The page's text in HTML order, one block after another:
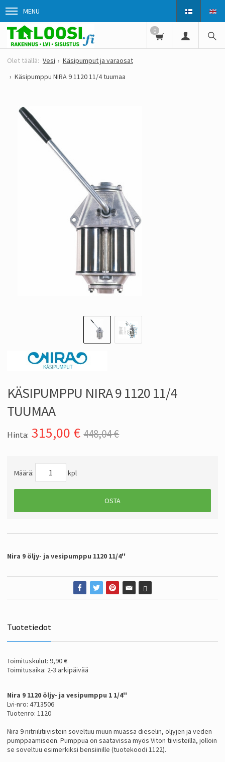
MENU
0
Vesi
Käsipumput ja varaosat
Käsipumppu NIRA 9 1120 11/4 tuumaa
KÄSIPUMPPU NIRA 9 1120 11/4
TUUMAA
Hinta: 315,00 € 448,04 €
Määrä: kpl
OSTA
Nira 9 öljy- ja vesipumppu 1120 11/4''
Tuotetiedot
Toimituskulut: 9,90 €
Toimitusaika: 2-3 arkipäivää
Nira 9 1120 öljy- ja vesipumppu 1 1/4''
Lvi-nro: 4713506
Tuotenro: 1120
Nira 9 nitriilitiivistein soveltuu muun muassa dieselin, öljyjen ja veden
pumppaamiseen. Pumppua on saatavissa myös Viton tiivisteillä, jolloin
se soveltuu esimerkiksi bensiinille (tuotekoodi 1122).